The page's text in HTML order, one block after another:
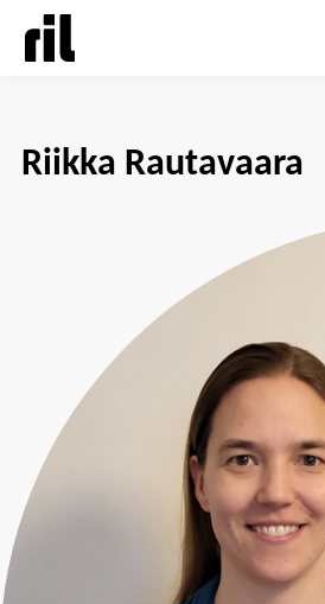
Riikka Rautavaara